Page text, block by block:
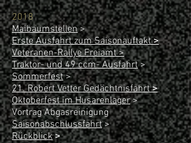
2018
Maibaumstellen>
Erste Ausfahrt zum Saisonauftakt>
Veteranen-Rallye Freiamt>
Traktor- und 49 ccm- Ausfahrt>
Sommerfest>
21. Robert Vetter Gedächtnisfahrt>
Oktoberfest im Husarenlager>
Vortrag Abgasreinigung
Saisonabschlussfahrt>
Rückblick>